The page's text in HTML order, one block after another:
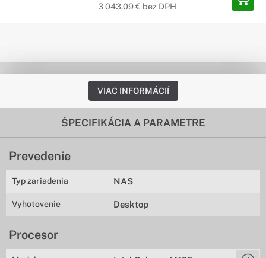
3 043,09 € bez DPH
VIAC INFORMÁCIÍ
ŠPECIFIKÁCIA A PARAMETRE
Prevedenie
Typ zariadenia NAS
Vyhotovenie Desktop
Procesor